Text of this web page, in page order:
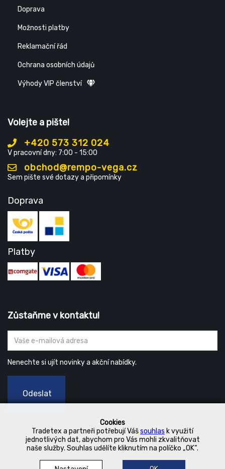
Cookies
Tradetex a partneři potřebují Vášsouhlas k využití
jednotlivých dat, abychom pro Vás mohli zkvalitňovat
naše služby. Souhlas udělíte kliknutím na políčko „OK“.
Doprava
Možnosti platby
Reklamační řád
Ochrana osobních údajů
Výhody VIP členství
Volejte a pište!
+420 573 312 024
V pracovní dny: 7:00 - 15:00
obchod@rempo-vega.cz
Sem pište své dotazy a připomínky
Doprava
Platby
Zůstaňme v kontaktu!
Nenechte si ujít novinky a akční nabídky.
Odeslat